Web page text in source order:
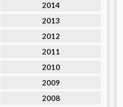
2014
2013
2012
2011
2010
2009
2008